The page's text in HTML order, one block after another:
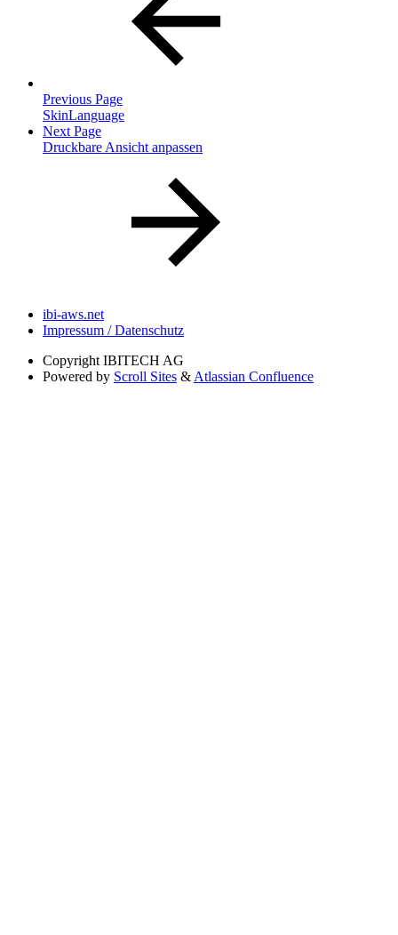
Previous Page
SkinLanguage
Next Page
Druckbare Ansicht anpassen
ibi-aws.net
Impressum / Datenschutz
Copyright IBITECH AG
Powered by Scroll Sites & Atlassian Confluence